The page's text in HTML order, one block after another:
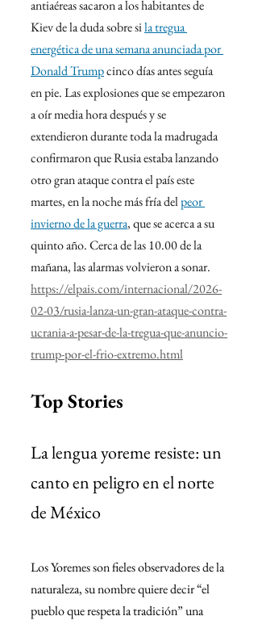
antiaéreas sacaron a los habitantes de
Kiev de la duda sobre si la tregua
energética de una semana anunciada por
Donald Trump cinco días antes seguía
en pie. Las explosiones que se empezaron
a oír media hora después y se
extendieron durante toda la madrugada
confirmaron que Rusia estaba lanzando
otro gran ataque contra el país este
martes, en la noche más fría del peor
invierno de la guerra, que se acerca a su
quinto año. Cerca de las 10.00 de la
mañana, las alarmas volvieron a sonar.
https://elpais.com/internacional/2026-
02-03/rusia-lanza-un-gran-ataque-contra-
ucrania-a-pesar-de-la-tregua-que-anuncio-
trump-por-el-frio-extremo.html
Top Stories
La lengua yoreme resiste: un
canto en peligro en el norte
de México
Los Yoremes son fieles observadores de la
naturaleza, su nombre quiere decir “el
pueblo que respeta la tradición” una